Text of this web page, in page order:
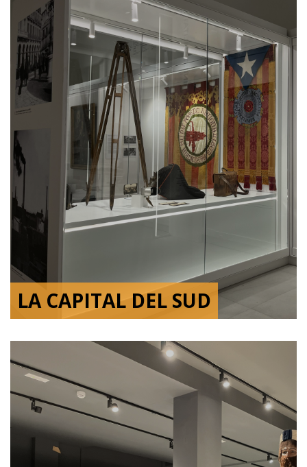
LA CAPITAL DEL SUD